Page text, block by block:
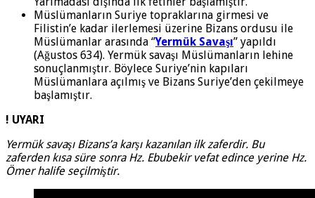
Müslümanların Suriye topraklarına girmesi ve
Filistin’e kadar ilerlemesi üzerine Bizans ordusu ile
Müslümanlar arasında ‘’Yermük Savaşı’’ yapıldı
(Ağustos 634). Yermük savaşı Müslümanların lehine
sonuçlanmıştır. Böylece Suriye’nin kapıları
Müslümanlara açılmış ve Bizans Suriye’den çekilmeye
başlamıştır.
! UYARI
Yermük savaşı Bizans’a karşı kazanılan ilk zaferdir. Bu
zaferden kısa süre sonra Hz. Ebubekir vefat edince yerine Hz.
Ömer halife seçilmiştir.